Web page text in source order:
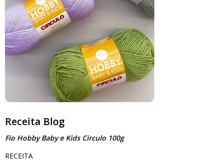
Receita Blog
Fio Hobby Baby e Kids Circulo 100g
RECEITA